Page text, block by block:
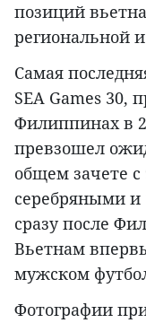
позиций
региональной
Самая
SEA Games 30,
Филиппинах в
превзошел
общем зачете
серебряными
сразу после
Вьетнам
мужском
Фотографии